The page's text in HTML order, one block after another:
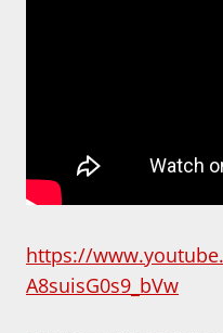
https://
A8suisG0s9_bVw